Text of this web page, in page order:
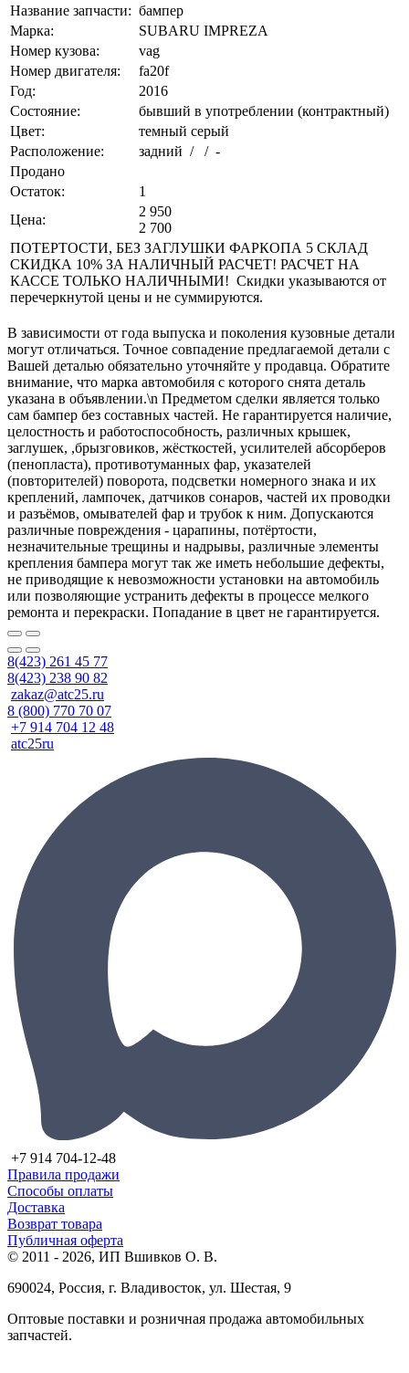
Название запчасти: бампер
Марка:
SUBARU IMPREZA
Номер кузова:
vag
Номер двигателя:
fa20f
Год:
2016
Состояние:
бывший в употреблении (контрактный)
Цвет:
темный серый
Расположение:
задний / / -
Продано
Остаток:
1
Цена:
2 950
2 700
ПОТЕРТОСТИ, БЕЗ ЗАГЛУШКИ ФАРКОПА 5 СКЛАД
СКИДКА 10% ЗА НАЛИЧНЫЙ РАСЧЕТ! РАСЧЕТ НА
КАССЕ ТОЛЬКО НАЛИЧНЫМИ! Скидки указываются от
перечеркнутой цены и не суммируются.
В зависимости от года выпуска и поколения кузовные детали
могут отличаться. Точное совпадение предлагаемой детали с
Вашей деталью обязательно уточняйте у продавца. Обратите
внимание, что марка автомобиля с которого снята деталь
указана в объявлении.\n Предметом сделки является только
сам бампер без составных частей. Не гарантируется наличие,
целостность и работоспособность, различных крышек,
заглушек, ,брызговиков, жёсткостей, усилителей абсорберов
(пенопласта), противотуманных фар, указателей
(повторителей) поворота, подсветки номерного знака и их
креплений, лампочек, датчиков сонаров, частей их проводки
и разъёмов, омывателей фар и трубок к ним. Допускаются
различные повреждения - царапины, потёртости,
незначительные трещины и надрывы, различные элементы
крепления бампера могут так же иметь небольшие дефекты,
не приводящие к невозможности установки на автомобиль
или позволяющие устранить дефекты в процессе мелкого
ремонта и перекраски. Попадание в цвет не гарантируется.
8(423) 261 45 77
8(423) 238 90 82
zakaz@atc25.ru
8 (800) 770 70 07
+7 914 704 12 48
atc25ru
+7 914 704-12-48
Правила продажи
Способы оплаты
Доставка
Возврат товара
Публичная оферта
© 2011 - 2026, ИП Вшивков О. В.
690024, Россия, г. Владивосток, ул. Шестая, 9
Оптовые поставки и розничная продажа автомобильных
запчастей.